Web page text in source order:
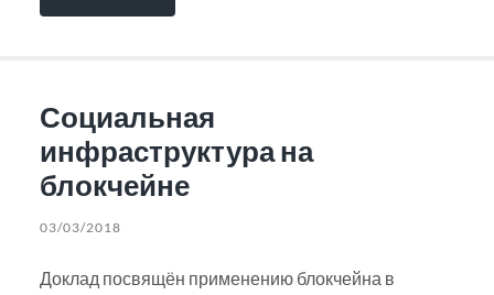
Социальная
инфраструктура на
блокчейне
03/03/2018
Доклад посвящён применению блокчейна в